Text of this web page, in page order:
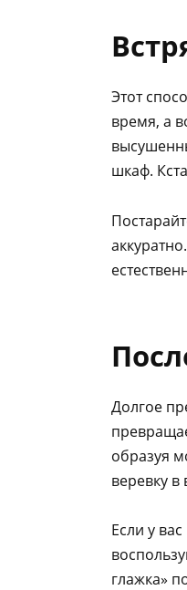
Этот
время, а
шкаф.
Долгое
образуя
веревку
Если у
глажка»